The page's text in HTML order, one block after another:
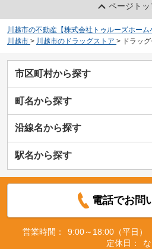
ページト
川越市の不動産【株式会社トゥルーズホーム
川越市 > 川越市のドラッグストア > ドラッ
市区町村から探す
町名から探す
沿線名から探す
駅名から探す
電話でお問
営業時間：
9:00～18:00（平日）
定休日：